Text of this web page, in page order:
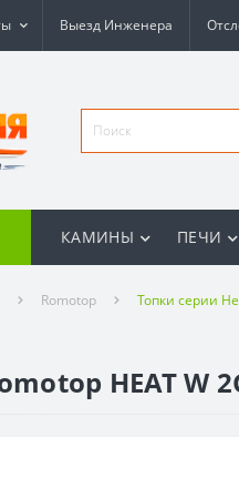
Выезд Инженера
КАМИНЫ ПЕЧИ
Romotop Топки серии
HEAT W